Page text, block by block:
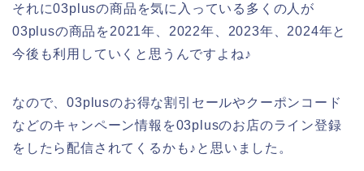
それに03plusの商品を気に入っている多くの人が
03plusの商品を2021年、2022年、2023年、2024年と
今後も利用していくと思うんですよね♪
なので、03plusのお得な割引セールやクーポンコード
などのキャンペーン情報を03plusのお店のライン登録
をしたら配信されてくるかも♪と思いました。